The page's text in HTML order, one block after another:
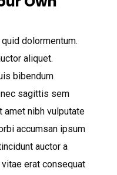
dolormentum.
aliquet.
bibendum
sagittis sem
nibh vulputate
accumsan ipsum
auctor a
erat consequat